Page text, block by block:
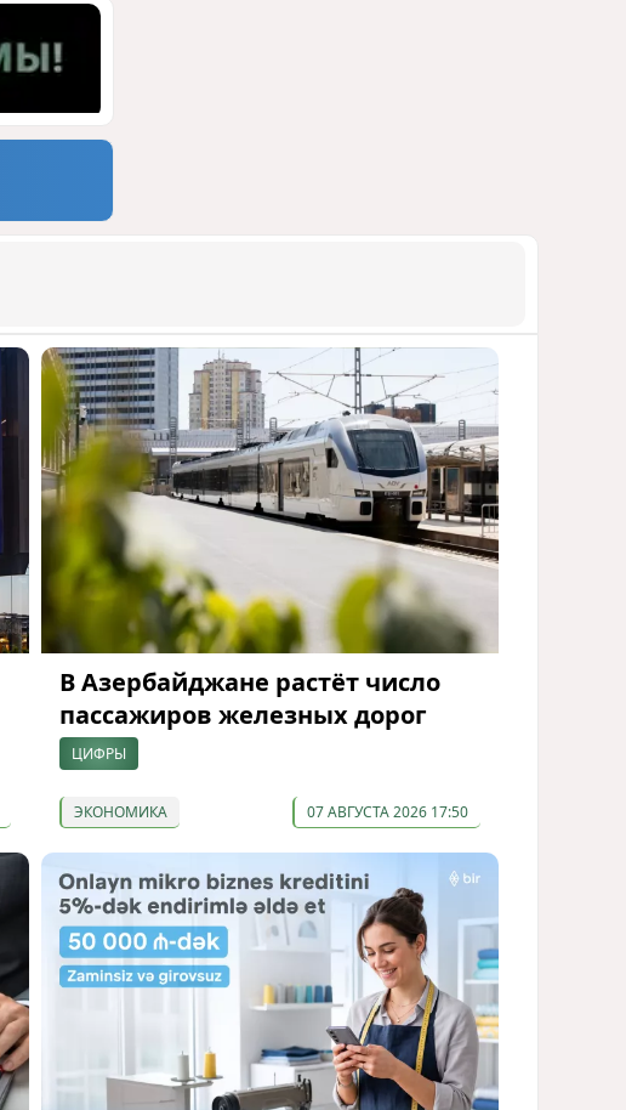
СТАТЬЯ ВЛАДИМИРА ЦХВЕДИАНИ
1282 05 Августа 2026 17:46
В Азербайджане растёт число
пассажиров железных дорог
ЦИФРЫ
ЭКОНОМИКА 07 АВГУСТА 2026 17:50